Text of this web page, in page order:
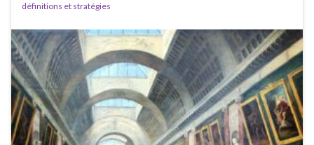
définitions et stratégies